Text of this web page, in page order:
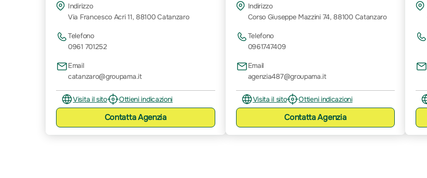
Indirizzo
Via Francesco Acri 11, 88100 Catanzaro
Telefono
0961 701252
Email
catanzaro@groupama.it
Visita il sito Ottieni indicazioni
ContattaAgenzia
Indirizzo
Corso Giuseppe Mazzini 74, 88100 Catanzaro
Telefono
0961747409
Email
agenzia487@groupama.it
Visita il sito Ottieni indicazioni
ContattaAgenzia